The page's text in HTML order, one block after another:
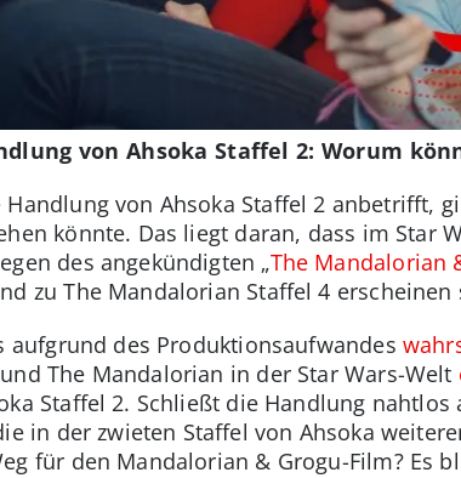
von Ahsoka Staffel 2: Worum
Handlung von Ahsoka Staffel 2 anbetrifft,
könnte. Das liegt daran, dass im Star
des angekündigten „The Mandalorian
zu The Mandalorian Staffel 4
aufgrund des Produktionsaufwandes
The Mandalorian in der Star Wars-Welt
Staffel 2. Schließt die Handlung
in der zwieten Staffel von Ahsoka
für den Mandalorian & Grogu-Film? Es